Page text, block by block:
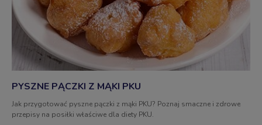
PYSZNE PĄCZKI Z MĄKI PKU
Jak przygotować pyszne pączki z mąki PKU? Poznaj smaczne i zdrowe
przepisy na posiłki właściwe dla diety PKU.